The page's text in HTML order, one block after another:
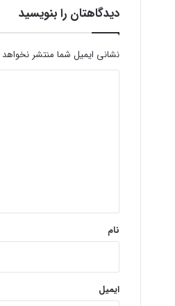
دیدگاهتان را بنویسید
نشانی ایمیل شما منتشر
نام
ایمیل